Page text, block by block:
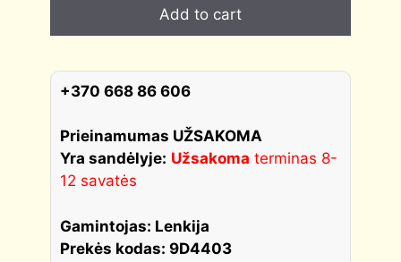
storis
100
quantity
Add to cart
+370 668 86 606
Prieinamumas UŽSAKOMA
Yra sandėlyje: Užsakoma terminas 8-
12 savatės
Gamintojas: Lenkija
Prekės kodas: 9D4403